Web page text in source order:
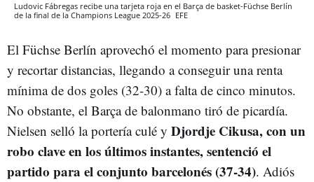
Ludovic Fábregas recibe una tarjeta roja en el Barça de basket-Füchse Berlín
de la final de la Champions League 2025-26 EFE
El Füchse Berlín aprovechó el momento para presionar
y recortar distancias, llegando a conseguir una renta
mínima de dos goles (32-30) a falta de cinco minutos.
No obstante, el Barça de balonmano tiró de picardía.
Nielsen selló la portería culé y Djordje Cikusa, con un
robo clave en los últimos instantes, sentenció el
partido para el conjunto barcelonés (37-34). Adiós